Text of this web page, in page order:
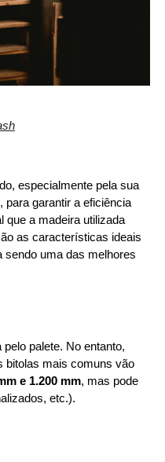
especialmente pela sua
para garantir a eficiência
que a madeira utilizada
as características ideais
sendo uma das melhores
palete. No entanto,
bitolas mais comuns vão
e 1.200 mm, mas pode
etc.).